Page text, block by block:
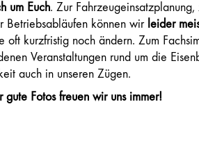
um Euch. Zur
Betriebsabläufen können wir leider
oft kurzfristig noch ändern. Zum
Veranstaltungen rund um die
auch in unseren Zügen.
gute Fotos freuen wir uns immer!